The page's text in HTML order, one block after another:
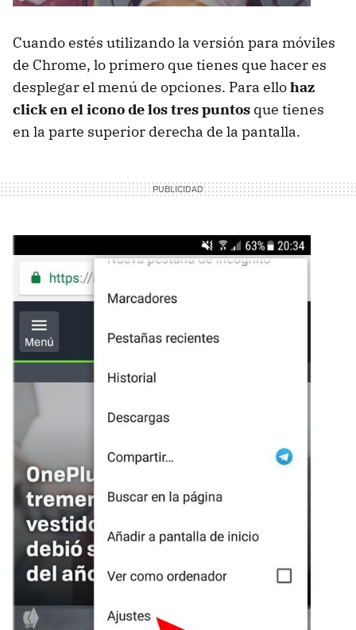
Cuando estés utilizando la versión para móviles
de Chrome, lo primero que tienes que hacer es
desplegar el menú de opciones. Para ellohaz
click en el icono de los tres puntos que tienes
en la parte superior derecha de la pantalla.